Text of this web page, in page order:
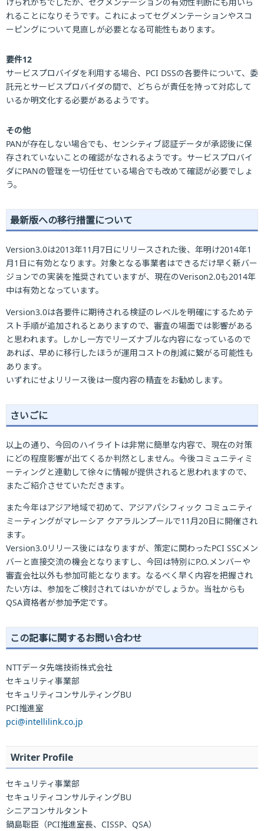
れることになりそうです。これによってセグメンテーションやスコ
ーピングについて見直しが必要となる可能性もあります。
要件12
サービスプロバイダを利用する場合、PCI DSSの各要件について、委
託元とサービスプロバイダの間で、どちらが責任を持って対応して
いるか明文化する必要があるようです。
その他
PANが存在しない場合でも、センシティブ認証データが承認後に保
存されていないことの確認がなされるようです。サービスプロバイ
ダにPANの管理を一切任せている場合でも改めて確認が必要でしょ
う。
最新版への移行措置について
Version3.0は2013年11月7日にリリースされた後、年明け2014年1
月1日に有効となります。対象となる事業者はできるだけ早く新バー
ジョンでの実装を推奨されていますが、現在のVerison2.0も2014年
中は有効となっています。
Version3.0は各要件に期待される検証のレベルを明確にするためテ
スト手順が追加されるとありますので、審査の場面では影響がある
と思われます。しかし一方でリーズナブルな内容になっているので
あれば、早めに移行したほうが運用コストの削減に繋がる可能性も
あります。
いずれにせよリリース後は一度内容の精査をお勧めします。
さいごに
以上の通り、今回のハイライトは非常に簡単な内容で、現在の対策
にどの程度影響が出てくるか判然としません。今後コミュニティミ
ーティングと連動して徐々に情報が提供されると思われますので、
またご紹介させていただきます。
また今年はアジア地域で初めて、アジアパシフィック コミュニティ
ミーティングがマレーシア クアラルンプールで11月20日に開催され
ます。
Version3.0リリース後にはなりますが、策定に関わったPCI SSCメン
バーと直接交流の機会となりますし、今回は特別にP.O.メンバーや
審査会社以外も参加可能となります。なるべく早く内容を把握され
たい方は、参加をご検討されてはいかがでしょうか。当社からも
QSA資格者が参加予定です。
この記事に関するお問い合わせ
NTTデータ先端技術株式会社
セキュリティ事業部
セキュリティコンサルティングBU
PCI推進室
pci@intellilink.co.jp
Writer Profile
セキュリティ事業部
セキュリティコンサルティングBU
シニアコンサルタント
鍋島聡臣（PCI推進室長、CISSP、QSA）